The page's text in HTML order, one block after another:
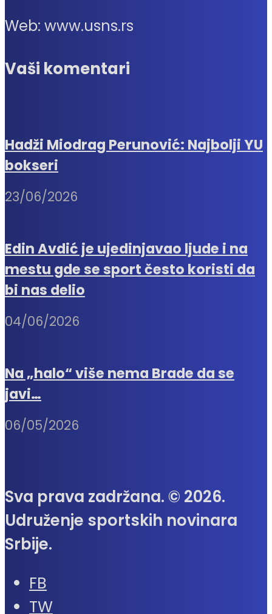
Web: www.usns.rs
Vaši komentari
Hadži Miodrag Perunović: Najbolji YU
bokseri
23/06/2026
Edin Avdić je ujedinjavao ljude i na
mestu gde se sport često koristi da
bi nas delio
04/06/2026
Na „halo“ više nema Brade da se
javi…
06/05/2026
Sva prava zadržana. © 2026.
Udruženje sportskih novinara
Srbije.
FB
TW